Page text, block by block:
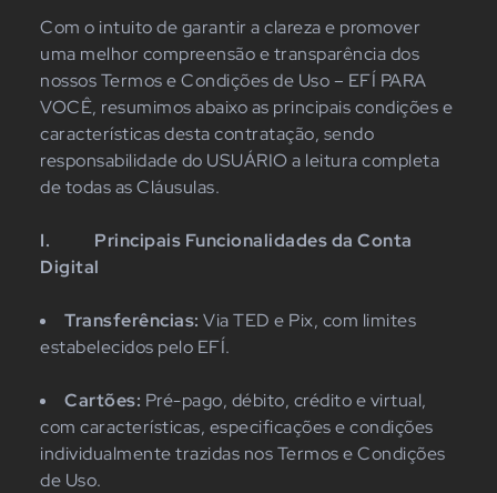
Com o intuito de garantir a clareza e promover
uma melhor compreensão e transparência dos
nossos Termos e Condições de Uso – EFÍ PARA
VOCÊ, resumimos abaixo as principais condições e
características desta contratação, sendo
responsabilidade do USUÁRIO a leitura completa
de todas as Cláusulas.
I.
Principais Funcionalidades da Conta
Digital
Transferências: Via TED e Pix, com limites
estabelecidos pelo EFÍ.
Cartões: Pré-pago, débito, crédito e virtual,
com características, especificações e condições
individualmente trazidas nos Termos e Condições
de Uso.